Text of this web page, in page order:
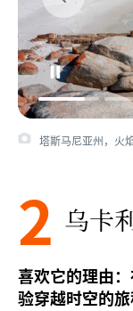
塔斯马尼亚州，火
2 乌卡
喜欢它的理由
验穿越时空的